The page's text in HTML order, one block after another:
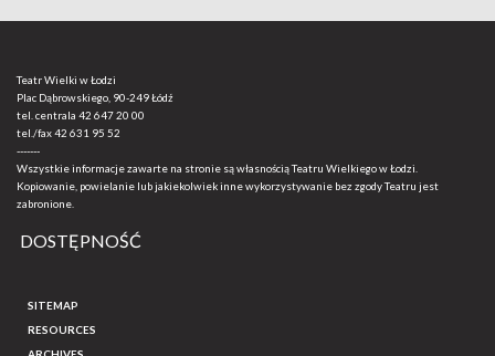
Teatr Wielki w Łodzi
Plac Dąbrowskiego, 90-249 Łódź
tel. centrala 42 647 20 00
tel./fax42 631 95 52
-------
Wszystkie informacje zawarte na stronie są własnością Teatru Wielkiego w Łodzi.
Kopiowanie, powielanie lub jakiekolwiek inne wykorzystywanie bez zgody Teatru jest
zabronione.
DOSTĘPNOŚĆ
SITEMAP
RESOURCES